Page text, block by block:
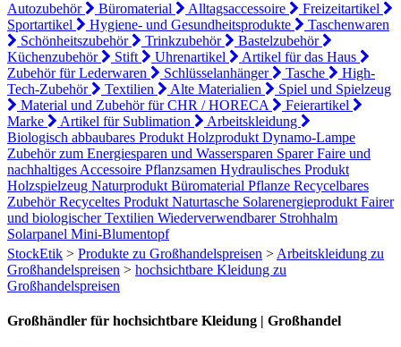
Autozubehör Büromaterial Alltagsaccessoire
Freizeitartikel
Sportartikel
Hygiene- und Gesundheitsprodukte
Taschenwaren
Schönheitszubehör
Trinkzubehör
Bastelzubehör
Küchenzubehör
Stift Uhrenartikel
Artikel für das Haus
Zubehör für Lederwaren
Schlüsselanhänger Tasche
High-
Tech-Zubehör
Textilien Alte Materialien
Spiel und Spielzeug
Material und Zubehör für CHR / HORECA
Feierartikel
Marke
Artikel für Sublimation
Arbeitskleidung
Biologisch abbaubares Produkt Holzprodukt Dynamo-Lampe
Zubehör zum Energiesparen und Wassersparen SparerFaire und
nachhaltiges Accessoire Pflanzsamen Hydraulisches Produkt
Holzspielzeug Naturprodukt Büromaterial Pflanze Recycelbares
ZubehörRecyceltes Produkt Naturtasche Solarenergieprodukt Fairer
und biologischer Textilien Wiederverwendbarer Strohhalm
Solarpanel Mini-Blumentopf
StockEtik > Produkte zu Großhandelspreisen > Arbeitskleidung zu
Großhandelspreisen > hochsichtbare Kleidung zu
Großhandelspreisen
Großhändler für hochsichtbare Kleidung | Großhandel